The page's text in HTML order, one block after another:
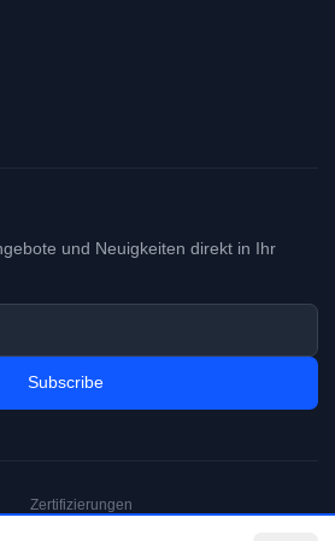
und Neuigkeiten direkt in Ihr
Subscribe
Zertifizierungen